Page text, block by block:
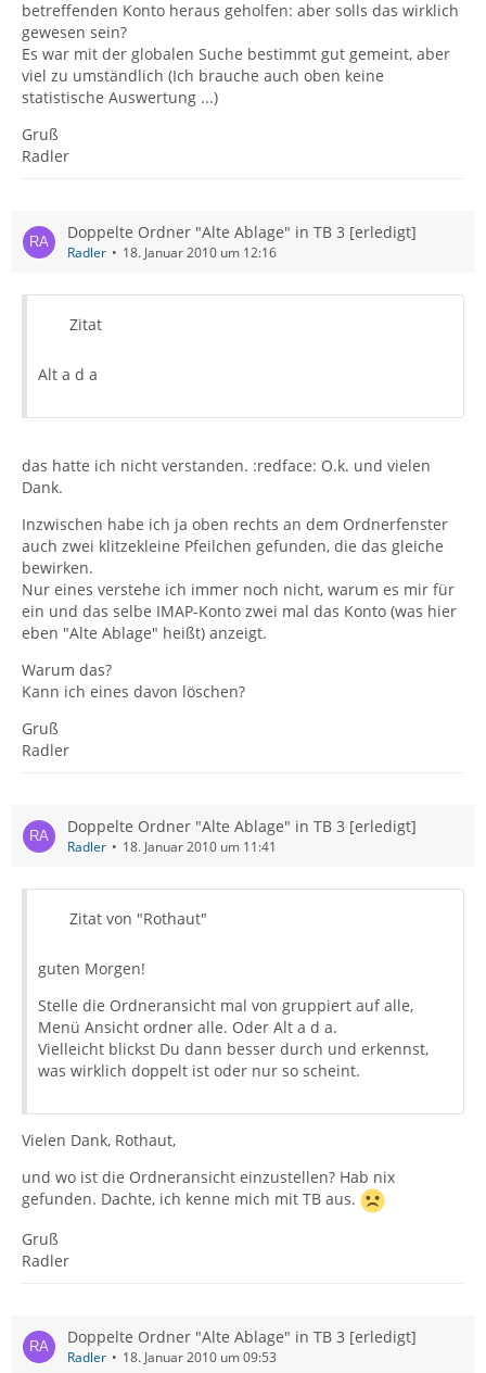
betreffenden Konto heraus geholfen: aber solls das wirklich
gewesen sein?
Es war mit der globalen Suche bestimmt gut gemeint, aber
viel zu umständlich (Ich brauche auch oben keine
statistische Auswertung ...)
Gruß
Radler
Doppelte Ordner "Alte Ablage" in TB 3 [erledigt]
Radler 18. Januar 2010 um 12:16
Zitat
Alt a d a
das hatte ich nicht verstanden. :redface: O.k. und vielen
Dank.
Inzwischen habe ich ja oben rechts an dem Ordnerfenster
auch zwei klitzekleine Pfeilchen gefunden, die das gleiche
bewirken.
Nur eines verstehe ich immer noch nicht, warum es mir für
ein und das selbe IMAP-Konto zwei mal das Konto (was hier
eben "Alte Ablage" heißt) anzeigt.
Warum das?
Kann ich eines davon löschen?
Gruß
Radler
Doppelte Ordner "Alte Ablage" in TB 3 [erledigt]
Radler 18. Januar 2010 um 11:41
Zitat von "Rothaut"
guten Morgen!
Stelle die Ordneransicht mal von gruppiert auf alle,
Menü Ansicht ordner alle. Oder Alt a d a.
Vielleicht blickst Du dann besser durch und erkennst,
was wirklich doppelt ist oder nur so scheint.
Vielen Dank, Rothaut,
und wo ist die Ordneransicht einzustellen? Hab nix
gefunden. Dachte, ich kenne mich mit TB aus.
Gruß
Radler
Doppelte Ordner "Alte Ablage" in TB 3 [erledigt]
Radler 18. Januar 2010 um 09:53